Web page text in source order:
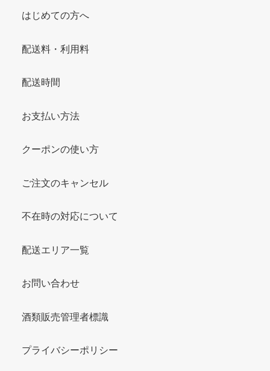
はじめての方へ
配送料・利用料
配送時間
お支払い方法
クーポンの使い方
ご注文のキャンセル
不在時の対応について
配送エリア一覧
お問い合わせ
酒類販売管理者標識
プライバシーポリシー